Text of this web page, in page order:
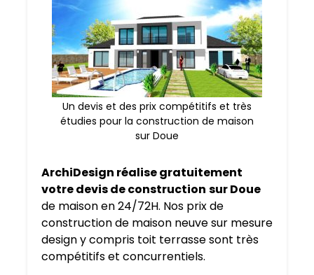
Un devis et des prix compétitifs et très
étudies pour la construction de maison
sur Doue
ArchiDesign réalise gratuitement
votre devis de construction sur Doue
de maison en 24/72H. Nos prix de
construction de maison neuve sur mesure
design y compris toit terrasse sont très
compétitifs et concurrentiels.